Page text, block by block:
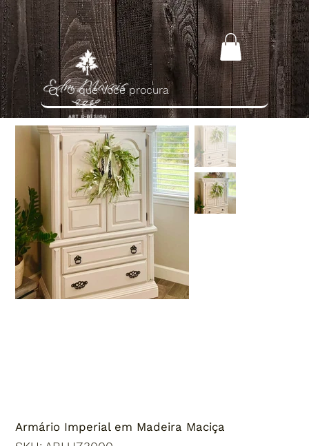
Home >Armário Imperial em Madeira Maciça
Armário Imperial em Madeira Maciça
SKU